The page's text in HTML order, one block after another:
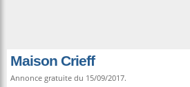
Maison Crieff
Annonce gratuite du 15/09/2017.